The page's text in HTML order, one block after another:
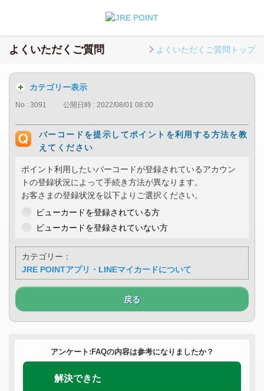
よくいただくご質問 よくいただくご質問トップ
カテゴリー表示
No : 3091 公開日時 : 2022/08/01 08:00
バーコードを提示してポイントを利用する方法を教
えてください
ポイント利用したいバーコードが登録されているアカウン
トの登録状況によって手続き方法が異なります。
お客さまの登録状況を以下よりご選択ください。
ビューカードを登録されている方
ビューカードを登録されていない方
カテゴリー：
JRE POINTアプリ・LINEマイカードについて
戻る
アンケート:FAQの内容は参考になりましたか？
解決できた